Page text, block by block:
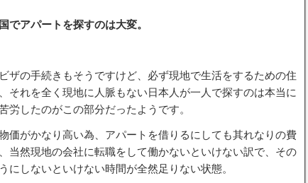
でアパートを探すのは大変。
ザの手続きもそうですけど、必ず現地で生活をするための住
それを全く現地に人脈もない日本人が一人で探すのは本当に
労したのがこの部分だったようです。
価がかなり高い為、アパートを借りるにしても其れなりの費
当然現地の会社に転職をして働かないといけない訳で、その
にしないといけない時間が全然足りない状態。